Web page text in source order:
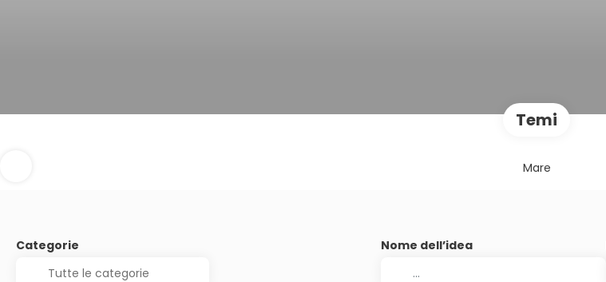
Temi
Mare
Categorie Nome dell’idea